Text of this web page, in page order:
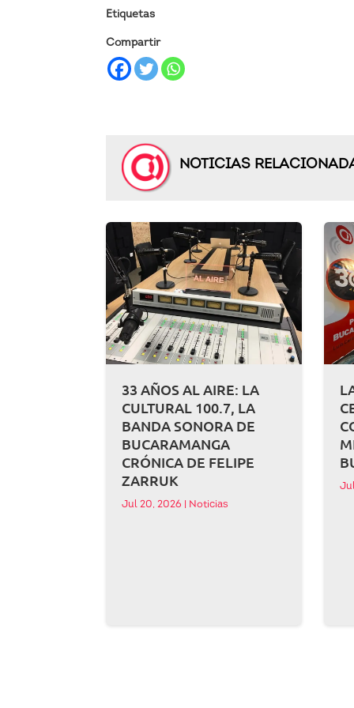
Etiquetas
Compartir
NOTICIAS
33 AÑOS AL AIRE: LA
CULTURAL 100.7, LA
BANDA SONORA DE
BUCARAMANGA
CRÓNICA DE FELIPE
ZARRUK
Jul 20, 2026 Noticias